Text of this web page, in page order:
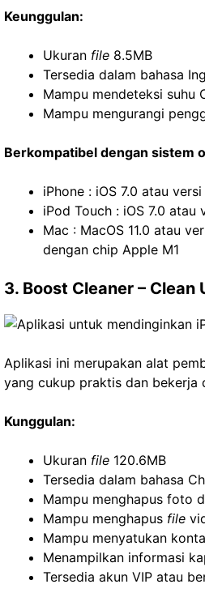
Keunggulan:
Ukuran file 8.5MB
Tersedia dalam bahasa
Mampu mendeteksi suhu
Mampu mengurangi
Berkompatibel dengan sistem
iPhone : iOS 7.0 atau
iPod Touch : iOS 7.0 atau
Mac : MacOS 11.0 atau
dengan chip Apple M1
3. Boost Cleaner – Clean
Aplikasi ini merupakan alat
yang cukup praktis dan bekerja
Kunggulan:
Ukuran file 120.6MB
Tersedia dalam bahasa
Mampu menghapus foto
Mampu menghapus file
Mampu menyatukan
Menampilkan informasi
Tersedia akun VIP atau